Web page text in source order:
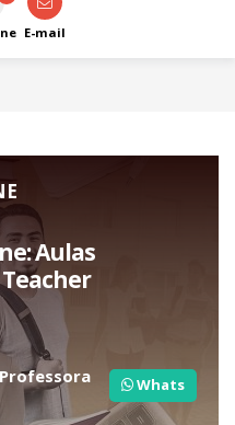
E-mail
Aulas
Whats